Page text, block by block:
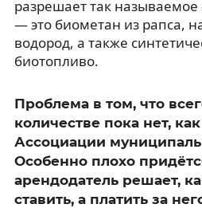
разрешает так называемое
— это биометан из рапса,
водород, а также
биотопливо.
Проблема в том, что
количестве пока нет,
Ассоциации
Особенно плохо
арендодатель решает,
ставить, а платить за